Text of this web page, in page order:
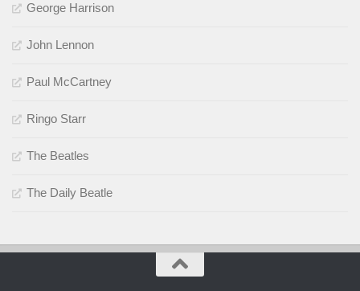
George Harrison
John Lennon
Paul McCartney
Ringo Starr
The Beatles
The Daily Beatle